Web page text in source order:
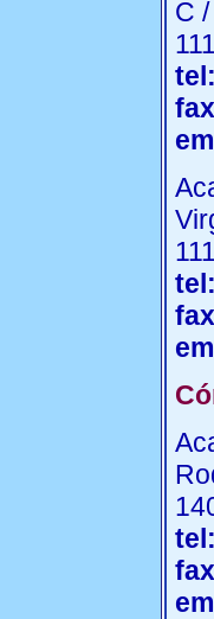
C
tel:
tel:
tel: